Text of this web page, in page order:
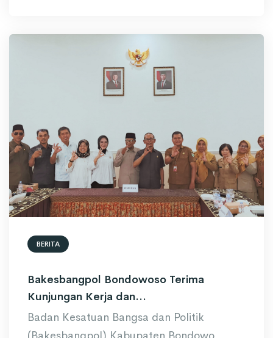
BERITA
Bakesbangpol Bondowoso Terima
Kunjungan Kerja dan...
Badan Kesatuan Bangsa dan Politik